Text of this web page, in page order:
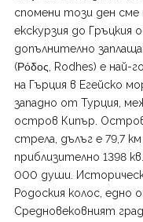
спомени този ден сме
екскурзия до
допълнително
(Ρόδος, Rodhes) е
на Гърция в Егейско
западно от Турция,
остров Кипър.
стрела, дълъг е 79,7
приблизително 1398
000 души.
Родоския колос, едно
Средновековният